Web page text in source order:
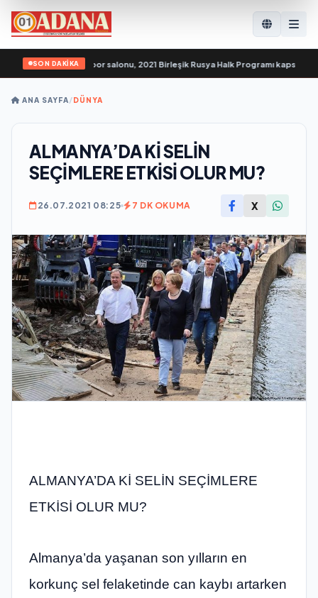
SON DAKİKA
yönelik spor salonu, 2021 Birleşik Rusya Halk Programı kapsamında
ANA SAYFA/DÜNYA
ALMANYA’DA Kİ SELİN
SEÇİMLERE ETKİSİ OLUR MU?
26.07.2021 08:25 7 DK OKUMA X
ALMANYA’DA Kİ SELİN SEÇİMLERE
ETKİSİ OLUR MU?
Almanya’da yaşanan son yılların en
korkunç sel felaketinde can kaybı artarken